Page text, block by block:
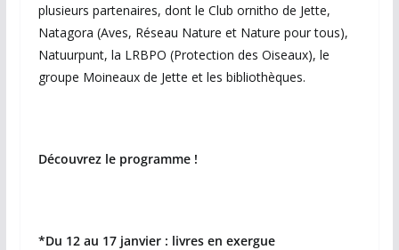
plusieurs partenaires, dont le Club ornitho de Jette,
Natagora (Aves, Réseau Nature et Nature pour tous),
Natuurpunt, la LRBPO (Protection des Oiseaux), le
groupe Moineaux de Jette et les bibliothèques.
Découvrez le programme !
*Du 12 au 17 janvier : livres en exergue